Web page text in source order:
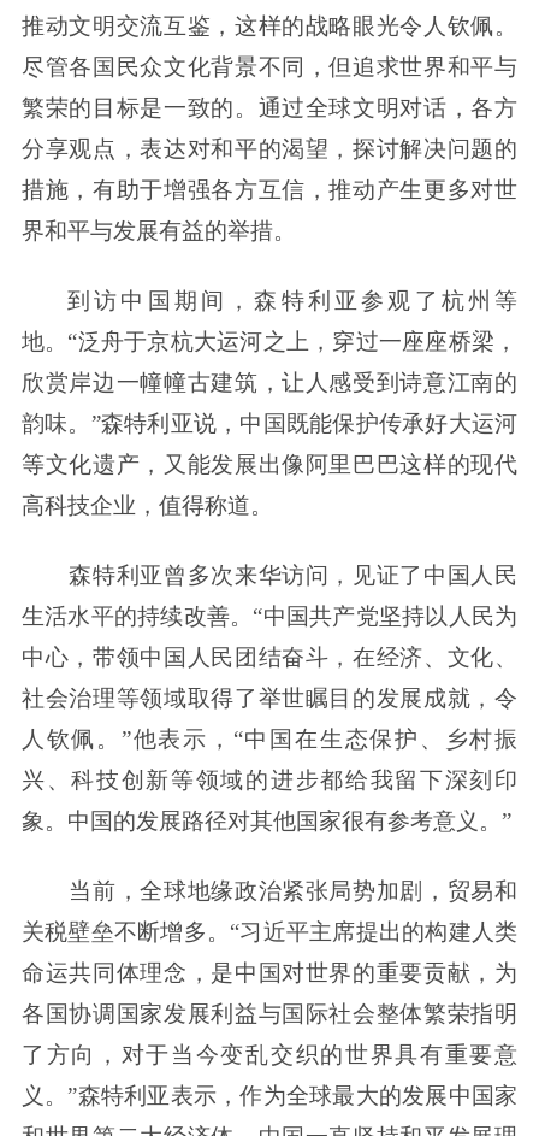
推动文明交流互鉴，这样的战略眼光令人钦佩。
尽管各国民众文化背景不同，但追求世界和平与
繁荣的目标是一致的。通过全球文明对话，各方
分享观点，表达对和平的渴望，探讨解决问题的
措施，有助于增强各方互信，推动产生更多对世
界和平与发展有益的举措。
到访中国期间，森特利亚参观了杭州等
地。“泛舟于京杭大运河之上，穿过一座座桥梁，
欣赏岸边一幢幢古建筑，让人感受到诗意江南的
韵味。”森特利亚说，中国既能保护传承好大运河
等文化遗产，又能发展出像阿里巴巴这样的现代
高科技企业，值得称道。
森特利亚曾多次来华访问，见证了中国人民
生活水平的持续改善。“中国共产党坚持以人民为
中心，带领中国人民团结奋斗，在经济、文化、
社会治理等领域取得了举世瞩目的发展成就，令
人钦佩。”他表示，“中国在生态保护、乡村振
兴、科技创新等领域的进步都给我留下深刻印
象。中国的发展路径对其他国家很有参考意义。”
当前，全球地缘政治紧张局势加剧，贸易和
关税壁垒不断增多。“习近平主席提出的构建人类
命运共同体理念，是中国对世界的重要贡献，为
各国协调国家发展利益与国际社会整体繁荣指明
了方向，对于当今变乱交织的世界具有重要意
义。”森特利亚表示，作为全球最大的发展中国家